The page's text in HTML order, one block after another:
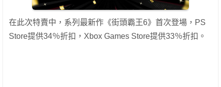
在此次特賣中，系列最新作《街頭霸王6》首次登場，PS
Store提供34％折扣，Xbox Games Store提供33％折扣。